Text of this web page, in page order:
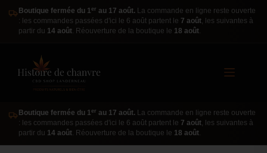
Boutique fermée du 1er au 17 août. La commande en ligne reste ouverte
: les commandes passées d'ici le 6 août partent le 7 août, les suivantes à
partir du 14 août. Réouverture de la boutique le 18 août.
Boutique fermée du 1er au 17 août. La commande en ligne reste ouverte
: les commandes passées d'ici le 6 août partent le 7 août, les suivantes à
partir du 14 août. Réouverture de la boutique le 18 août.